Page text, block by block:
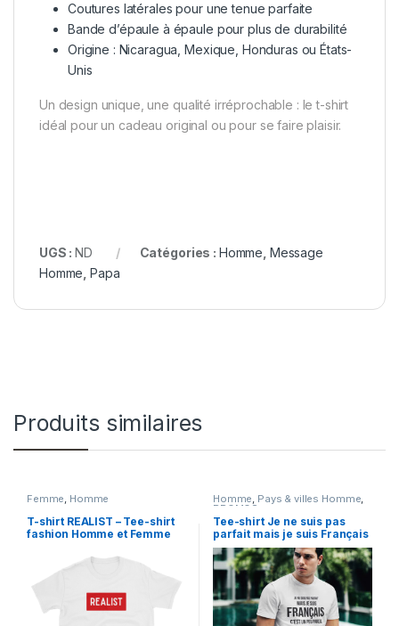
Coutures latérales pour une tenue parfaite
Bande d’épaule à épaule pour plus de durabilité
Origine : Nicaragua, Mexique, Honduras ou États-
Unis
Un design unique, une qualité irréprochable : le t-shirt
idéal pour un cadeau original ou pour se faire plaisir.
UGS : ND Catégories : Homme, Message
Homme, Papa
Produits similaires
Femme, Homme
T-shirt REALIST – Tee-shirt
fashion Homme et Femme
Homme, Pays & villes Homme,
PROMOS
Tee-shirt Je ne suis pas
parfait mais je suis Français
– T-shirt blanc homme